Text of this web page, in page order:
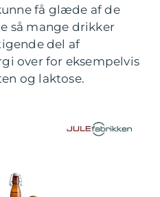
få glæde af de
så mange drikker
del af
over for eksempelvis
og laktose.